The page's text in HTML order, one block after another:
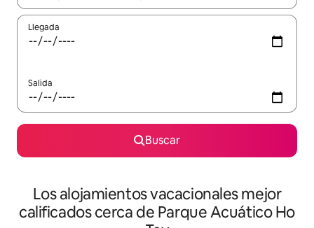
Llegada
Salida
Buscar
Los alojamientos vacacionales mejor
calificados cerca de Parque Acuático Ho